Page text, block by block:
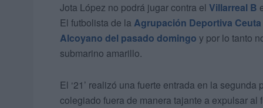
Jota López no podrá jugar contra el Villarreal B
El futbolista de la Agrupación Deportiva Ceuta
Alcoyano del pasado domingo y por lo tanto
submarino amarillo.
El ‘21’ realizó una fuerte entrada en la
colegiado fuera de manera tajante a expulsar